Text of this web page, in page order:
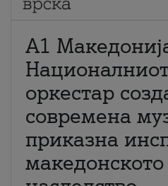
А1
оркестар
современа
приказна